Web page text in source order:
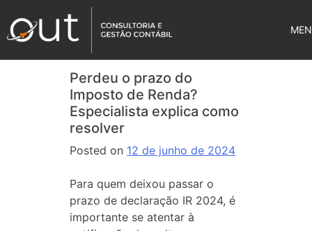
Perdeu o prazo do
Imposto de Renda?
Especialista explica como
resolver
Posted on 12 de junho de 2024
Para quem deixou passar o
prazo de declaração IR 2024, é
importante se atentar à